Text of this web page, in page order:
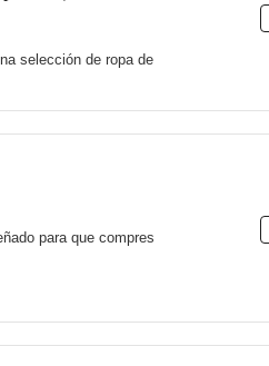
selección de ropa de
para que compres